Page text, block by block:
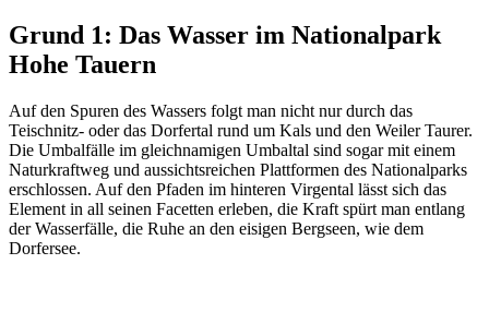
Grund 1: Das Wasser im Nationalpark
Hohe Tauern
Auf den Spuren des Wassers folgt man nicht nur durch das
Teischnitz- oder das Dorfertal rund um Kals und den Weiler Taurer.
Die Umbalfälle im gleichnamigen Umbaltal sind sogar mit einem
Naturkraftweg und aussichtsreichen Plattformen des Nationalparks
erschlossen. Auf den Pfaden im hinteren Virgental lässt sich das
Element in all seinen Facetten erleben, die Kraft spürt man entlang
der Wasserfälle, die Ruhe an den eisigen Bergseen, wie dem
Dorfersee.